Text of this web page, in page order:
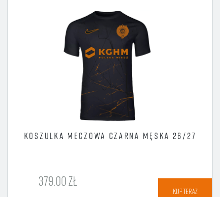
KOSZULKA MECZOWA CZARNA MĘSKA 26/27
379.00 ZŁ
KUP TERAZ